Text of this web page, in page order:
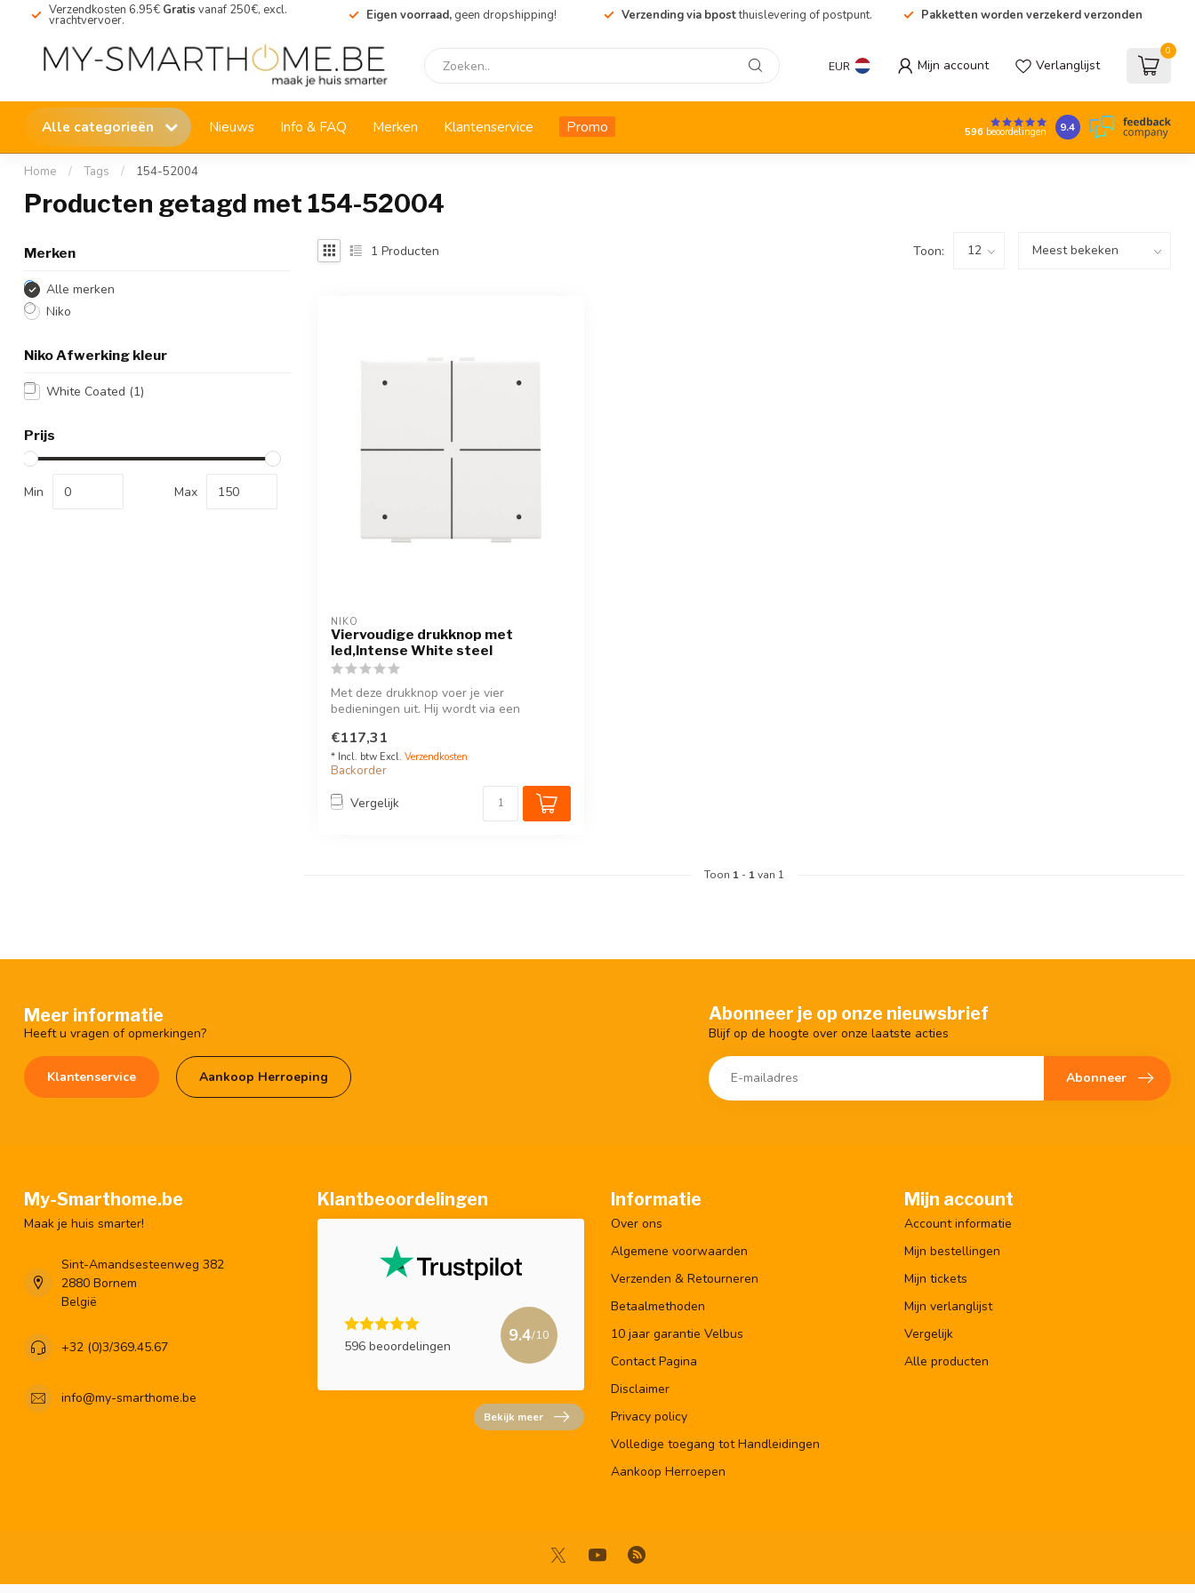
Verzendkosten 6.95€ Gratis vanaf 250€, excl.
vrachtvervoer. Eigen voorraad, geen dropshipping! Verzending via bpostthuislevering of postpunt. Pakketten worden verzekerd verzonden
EUR Mijn account Verlanglijst
0
Alle categorieën Nieuws Info & FAQ Merken Klantenservice Promo 596beoordelingen 9.4
Home / Tags / 154-52004
Producten getagd met 154-52004
Merken
Alle merken
Niko
Niko Afwerking kleur
White Coated (1)
Prijs
Min Max
1 Producten Toon:
NIKO
Viervoudige drukknop met
led,Intense White steel
Met deze drukknop voer je vier
bedieningen uit. Hij wordt via een
€117,31
* Incl. btw Excl. Verzendkosten
Backorder
Vergelijk
Toon 1 - 1van 1
Meer informatie
Heeft u vragen of opmerkingen?
Klantenservice Aankoop Herroeping
Abonneer je op onze nieuwsbrief
Blijf op de hoogte over onze laatste acties
Abonneer
My-Smarthome.be
Maak je huis smarter!
Sint-Amandsesteenweg 382
2880 Bornem
België
+32 (0)3/369.45.67
info@my-smarthome.be
Klantbeoordelingen
596 beoordelingen
9.4/10
Bekijk meer
Informatie
Over ons
Algemene voorwaarden
Verzenden & Retourneren
Betaalmethoden
10 jaar garantie Velbus
Contact Pagina
Disclaimer
Privacy policy
Volledige toegang tot Handleidingen
Aankoop Herroepen
Mijn account
Account informatie
Mijn bestellingen
Mijn tickets
Mijn verlanglijst
Vergelijk
Alle producten